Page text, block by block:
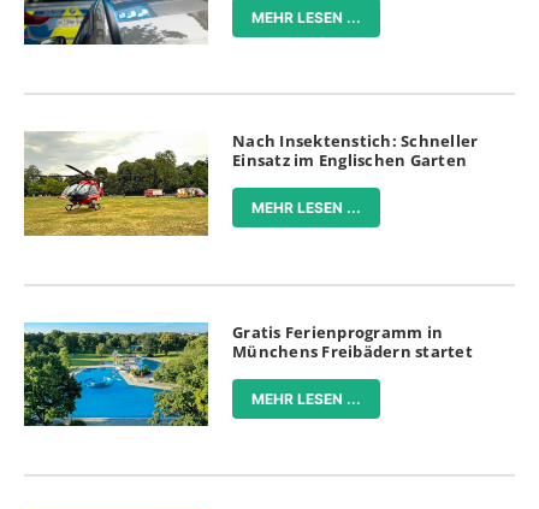
MEHR LESEN ...
Nach Insektenstich: Schneller
Einsatz im Englischen Garten
MEHR LESEN ...
Gratis Ferienprogramm in
Münchens Freibädern startet
MEHR LESEN ...